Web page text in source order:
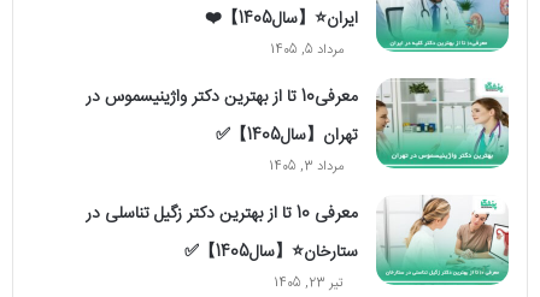
ایران⭐【سال1405】❤️
مرداد 5, 1405
معرفی10 تا از بهترین دکتر واژینیسموس در
تهران【سال1405】✅
مرداد 3, 1405
معرفی 10 تا از بهترین دکتر زگیل تناسلی در
ستارخان⭐【سال1405】✅
تیر 23, 1405